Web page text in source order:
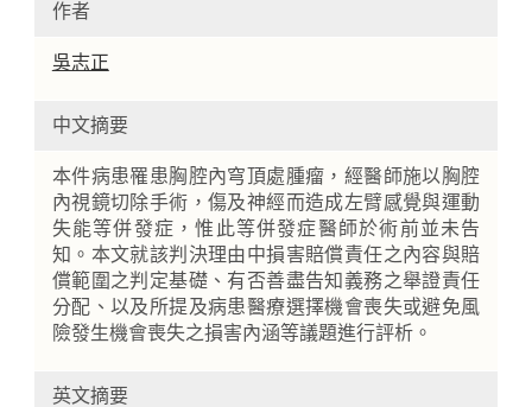
作者
吳志正
中文摘要
本件病患罹患胸腔內穹頂處腫瘤，經醫師施以胸腔
內視鏡切除手術，傷及神經而造成左臂感覺與運動
失能等併發症，惟此等併發症醫師於術前並未告
知。本文就該判決理由中損害賠償責任之內容與賠
償範圍之判定基礎、有否善盡告知義務之舉證責任
分配、以及所提及病患醫療選擇機會喪失或避免風
險發生機會喪失之損害內涵等議題進行評析。
英文摘要